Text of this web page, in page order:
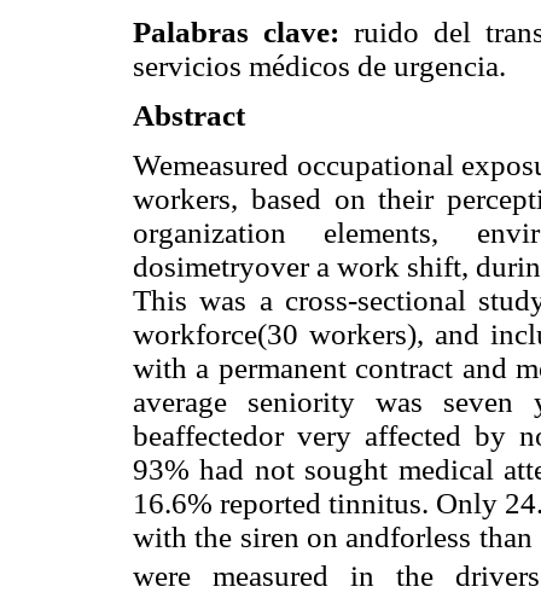
Palabras clave: ruido del
servicios médicos de urgencia.
Abstract
Wemeasured occupational
workers, based on their
organization elements,
dosimetryover a work shift,
This was a cross-sectional
workforce(30 workers), and
with a permanent contract and
average seniority was
beaffectedor very affected by
93% had not sought medical
16.6% reported tinnitus. Only
with the siren on andforless
were measured in the